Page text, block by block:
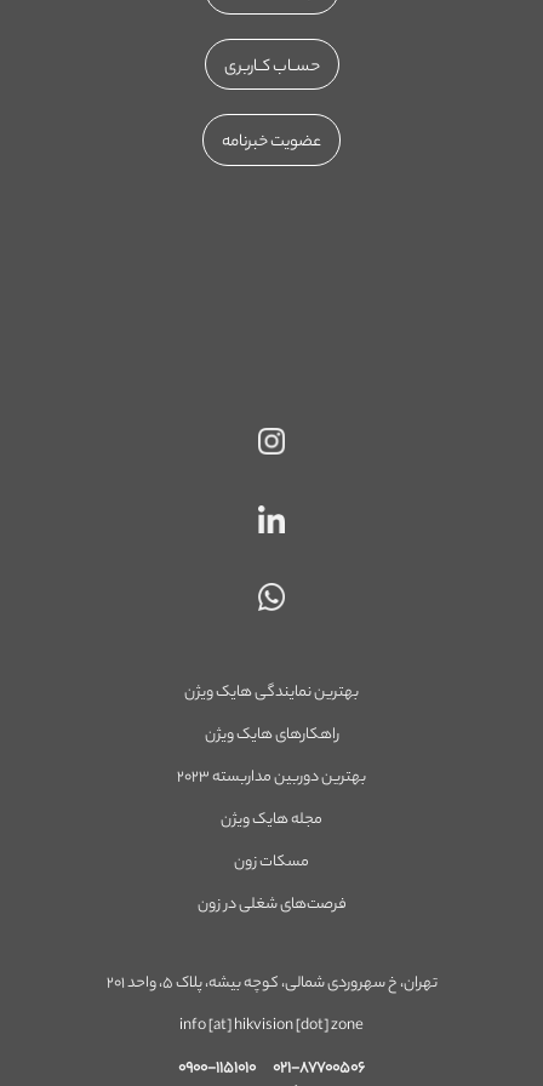
تهران، خ سهروردی شمالی، کوچه بیشه، پلاک ۵، واحد ۲۰۱
info [at] hikvision [dot] zone
۰۲۱-۸۷۷۰۰۵۰۶
۰۹۰۰-۱۱۵۱۰۱۰
بهترین نمایندگی هایک ویژن
راهکارهای هایک ویژن
بهترین دوربین مداربسته ۲۰۲۳
مجله هایک ویژن
مسکات زون
فرصت‌های شغلی در زون
حســاب کــاربری
عضویت خبرنامه